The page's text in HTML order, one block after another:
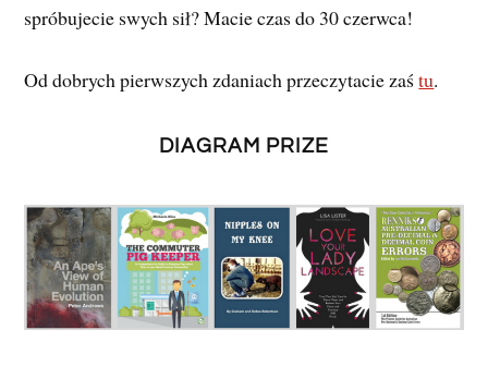
spróbujecie swych sił? Macie czas do 30 czerwca!
Od dobrych pierwszych zdaniach przeczytacie zaśtu.
DIAGRAM PRIZE